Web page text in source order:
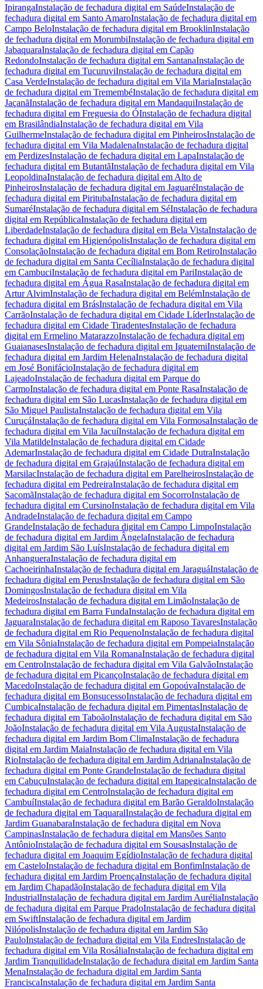
IpirangaInstalação de fechadura digital em SaúdeInstalação de
fechadura digital em Santo AmaroInstalação de fechadura digital em
Campo BeloInstalação de fechadura digital em BrooklinInstalação
de fechadura digital em MorumbiInstalação de fechadura digital em
JabaquaraInstalação de fechadura digital em Capão
RedondoInstalação de fechadura digital em SantanaInstalação de
fechadura digital em TucuruviInstalação de fechadura digital em
Casa VerdeInstalação de fechadura digital em Vila MariaInstalação
de fechadura digital em TremembéInstalação de fechadura digital em
JaçanãInstalação de fechadura digital em MandaquiInstalação de
fechadura digital em Freguesia do ÓInstalação de fechadura digital
em BrasilândiaInstalação de fechadura digital em Vila
GuilhermeInstalação de fechadura digital em PinheirosInstalação de
fechadura digital em Vila MadalenaInstalação de fechadura digital
em PerdizesInstalação de fechadura digital em LapaInstalação de
fechadura digital em ButantãInstalação de fechadura digital em Vila
LeopoldinaInstalação de fechadura digital em Alto de
PinheirosInstalação de fechadura digital em JaguaréInstalação de
fechadura digital em PiritubaInstalação de fechadura digital em
SumaréInstalação de fechadura digital em SéInstalação de fechadura
digital em RepúblicaInstalação de fechadura digital em
LiberdadeInstalação de fechadura digital em Bela VistaInstalação de
fechadura digital em HigienópolisInstalação de fechadura digital em
ConsolaçãoInstalação de fechadura digital em Bom RetiroInstalação
de fechadura digital em Santa CecíliaInstalação de fechadura digital
em CambuciInstalação de fechadura digital em PariInstalação de
fechadura digital em Água RasaInstalação de fechadura digital em
Artur AlvimInstalação de fechadura digital em BelémInstalação de
fechadura digital em BrásInstalação de fechadura digital em Vila
CarrãoInstalação de fechadura digital em Cidade LíderInstalação de
fechadura digital em Cidade TiradentesInstalação de fechadura
digital em Ermelino MatarazzoInstalação de fechadura digital em
GuaianasesInstalação de fechadura digital em IguatemiInstalação de
fechadura digital em Jardim HelenaInstalação de fechadura digital
em José BonifácioInstalação de fechadura digital em
LajeadoInstalação de fechadura digital em Parque do
CarmoInstalação de fechadura digital em Ponte RasaInstalação de
fechadura digital em São LucasInstalação de fechadura digital em
São Miguel PaulistaInstalação de fechadura digital em Vila
CuruçáInstalação de fechadura digital em Vila FormosaInstalação de
fechadura digital em Vila JacuíInstalação de fechadura digital em
Vila MatildeInstalação de fechadura digital em Cidade
AdemarInstalação de fechadura digital em Cidade DutraInstalação
de fechadura digital em GrajaúInstalação de fechadura digital em
MarsilacInstalação de fechadura digital em ParelheirosInstalação de
fechadura digital em PedreiraInstalação de fechadura digital em
SacomãInstalação de fechadura digital em SocorroInstalação de
fechadura digital em CursinoInstalação de fechadura digital em Vila
AndradeInstalação de fechadura digital em Campo
GrandeInstalação de fechadura digital em Campo LimpoInstalação
de fechadura digital em Jardim ÂngelaInstalação de fechadura
digital em Jardim São LuísInstalação de fechadura digital em
AnhangueraInstalação de fechadura digital em
CachoeirinhaInstalação de fechadura digital em JaraguáInstalação de
fechadura digital em PerusInstalação de fechadura digital em São
DomingosInstalação de fechadura digital em Vila
MedeirosInstalação de fechadura digital em LimãoInstalação de
fechadura digital em Barra FundaInstalação de fechadura digital em
JaguaraInstalação de fechadura digital em Raposo TavaresInstalação
de fechadura digital em Rio PequenoInstalação de fechadura digital
em Vila SôniaInstalação de fechadura digital em PompeiaInstalação
de fechadura digital em Vila RomanaInstalação de fechadura digital
em CentroInstalação de fechadura digital em Vila GalvãoInstalação
de fechadura digital em PicançoInstalação de fechadura digital em
MacedoInstalação de fechadura digital em GopoúvaInstalação de
fechadura digital em BonsucessoInstalação de fechadura digital em
CumbicaInstalação de fechadura digital em PimentasInstalação de
fechadura digital em TaboãoInstalação de fechadura digital em São
JoãoInstalação de fechadura digital em Vila AugustaInstalação de
fechadura digital em Jardim Bom ClimaInstalação de fechadura
digital em Jardim MaiaInstalação de fechadura digital em Vila
RioInstalação de fechadura digital em Jardim AdrianaInstalação de
fechadura digital em Ponte GrandeInstalação de fechadura digital
em CabuçuInstalação de fechadura digital em ItapegicaInstalação de
fechadura digital em CentroInstalação de fechadura digital em
CambuíInstalação de fechadura digital em Barão GeraldoInstalação
de fechadura digital em TaquaralInstalação de fechadura digital em
Jardim GuanabaraInstalação de fechadura digital em Nova
CampinasInstalação de fechadura digital em Mansões Santo
AntônioInstalação de fechadura digital em SousasInstalação de
fechadura digital em Joaquim EgídioInstalação de fechadura digital
em CasteloInstalação de fechadura digital em BonfimInstalação de
fechadura digital em Jardim ProençaInstalação de fechadura digital
em Jardim ChapadãoInstalação de fechadura digital em Vila
IndustrialInstalação de fechadura digital em Jardim AuréliaInstalação
de fechadura digital em Parque PradoInstalação de fechadura digital
em SwiftInstalação de fechadura digital em Jardim
NilópolisInstalação de fechadura digital em Jardim São
PauloInstalação de fechadura digital em Vila EndresInstalação de
fechadura digital em Vila RosáliaInstalação de fechadura digital em
Jardim TranquilidadeInstalação de fechadura digital em Jardim Santa
MenaInstalação de fechadura digital em Jardim Santa
FranciscaInstalação de fechadura digital em Jardim Santa